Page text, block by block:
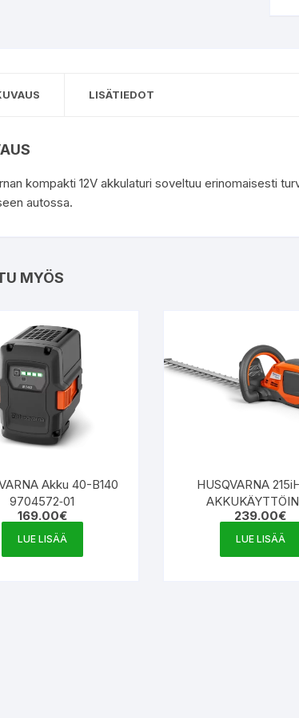
LISÄTIEDOT
kompakti 12V akkulaturi soveltuu erinomaisesti
autossa.
MYÖS
Akku 40-B140
9704572‑01
169.00€
LUE LISÄÄ
HUSQVARNA
PENSASLEIKKURI ,
akkua ja laturia
239.00€
LUE LISÄÄ